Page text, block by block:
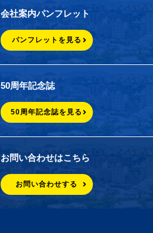
会社案内パンフレット
パンフレットを見る
50周年記念誌
50周年記念誌を見る
お問い合わせはこちら
お問い合わせする